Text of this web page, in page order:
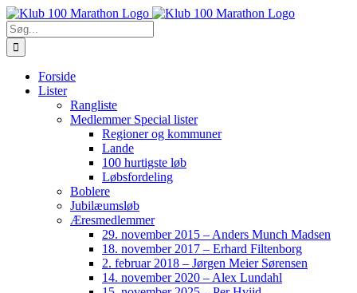
Skip
to
content
Søg
efter:
Forside
Lister
Rangliste
Medlemmer Special lister
Regioner og kommuner
Lande
100 hurtigste løb
Løbsfordeling
Boblere
Jubilæumsløb
Æresmedlemmer
29. november 2015 – Anders Munch Madsen
18. november 2017 – Erhard Filtenborg
2. februar 2018 – Jørgen Meier Sørensen
14. november 2020 – Alex Lundahl